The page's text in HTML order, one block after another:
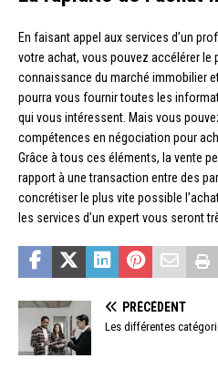
En faisant appel aux services d’un
votre achat, vous pouvez accélérer le
connaissance du marché immobilier
pourra vous fournir toutes les
qui vous intéressent. Mais vous
compétences en négociation pour
Grâce à tous ces éléments, la vente
rapport à une transaction entre des
concrétiser le plus vite possible
les services d’un expert vous seront
PRÉCÉDENT
Les différentes